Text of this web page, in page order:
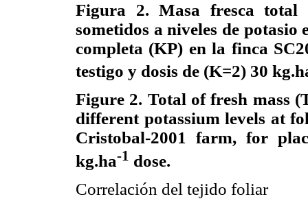
Figura 2. Masa fresca total
sometidos a niveles de
completa (KP) en la finca
testigo y dosis de (K=2) 30
Figure 2. Total of fresh mass
different potassium levels at
Cristobal-2001 farm, for
kg.ha-1 dose.
Correlación del tejido foliar